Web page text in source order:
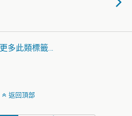
多此類標籤…
返回頂部